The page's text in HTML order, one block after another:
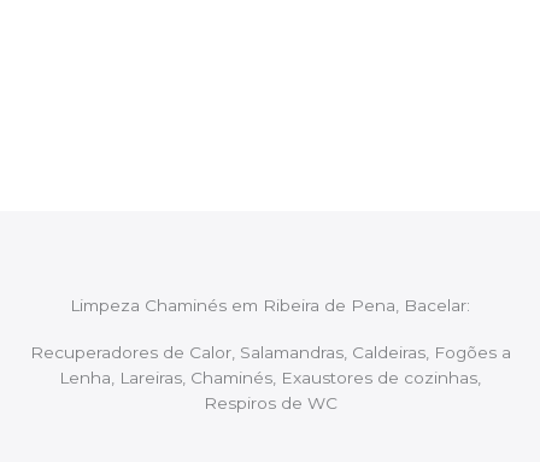
Limpeza Chaminés em Ribeira de Pena, Bacelar:
Recuperadores de Calor, Salamandras, Caldeiras, Fogões a
Lenha, Lareiras, Chaminés, Exaustores de cozinhas,
Respiros de WC